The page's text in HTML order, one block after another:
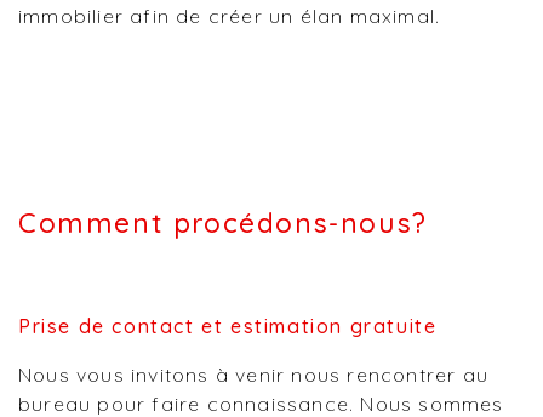
immobilier afin de créer un élan maximal.
Comment procédons-nous?
Prise de contact et estimation gratuite
Nous vous invitons à venir nous rencontrer au
bureau pour faire connaissance. Nous sommes